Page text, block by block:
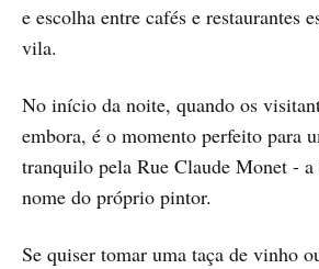
e escolha entre cafés e restaurantes
vila.
No início da noite, quando os
embora, é o momento perfeito para
tranquilo pela Rue Claude Monet -
nome do próprio pintor.
Se quiser tomar uma taça de vinho